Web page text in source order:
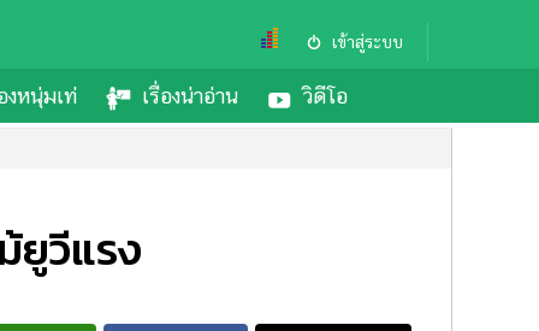
เข้าสู่ระบบ
งหนุ่มเท่ เรื่องน่าอ่าน วิดีโอ
ยูวีแรง